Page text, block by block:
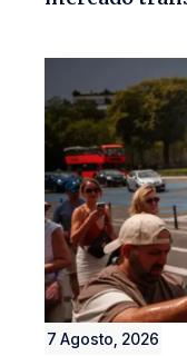
7 Agosto, 2026